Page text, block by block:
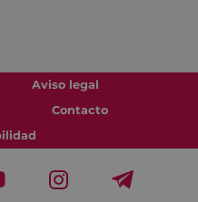
Aviso legal
Contacto